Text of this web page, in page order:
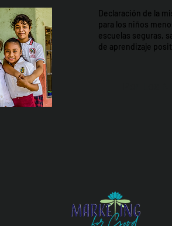
Declaración de la
para los niños
escuelas seguras,
de aprendizaje